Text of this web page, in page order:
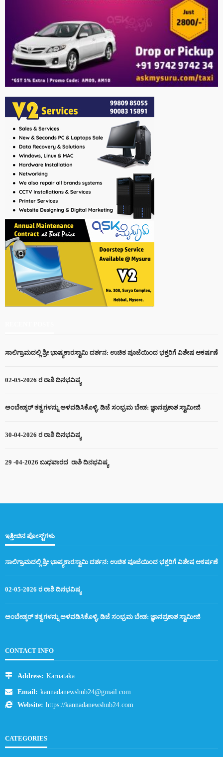
ಸಾಲಿಗ್ರಾಮದಲ್ಲಿ ಶ್ರೀ ಭಾಷ್ಯಕಾರಸ್ವಾಮಿ ದರ್ಶನ: ಉಚಿತ ಪೂಜೆಯಿಂದ ಭಕ್ತರಿಗೆ ವಿಶೇಷ ಆಕರ್ಷಣೆ
02-05-2026 ರ ರಾಶಿ ದಿನಭವಿಷ್ಯ
ಅಂಬೇಡ್ಕರ್ ತತ್ವಗಳನ್ನು ಅಳವಡಿಸಿಕೊಳ್ಳಿ, ಡಿಜೆ ಸಂಭ್ರಮ ಬೇಡ: ಜ್ಞಾನಪ್ರಕಾಶ ಸ್ವಾಮೀಜಿ
30-04-2026 ರ ರಾಶಿ ದಿನಭವಿಷ್ಯ
29 -04-2026 ಬುಧವಾರದ ರಾಶಿ ದಿನಭವಿಷ್ಯ
ಇತ್ತೀಚಿನ ಪೋಸ್ಟ್‌ಗಳು
ಸಾಲಿಗ್ರಾಮದಲ್ಲಿ ಶ್ರೀ ಭಾಷ್ಯಕಾರಸ್ವಾಮಿ ದರ್ಶನ: ಉಚಿತ ಪೂಜೆಯಿಂದ ಭಕ್ತರಿಗೆ ವಿಶೇಷ ಆಕರ್ಷಣೆ
02-05-2026 ರ ರಾಶಿ ದಿನಭವಿಷ್ಯ
ಅಂಬೇಡ್ಕರ್ ತತ್ವಗಳನ್ನು ಅಳವಡಿಸಿಕೊಳ್ಳಿ, ಡಿಜೆ ಸಂಭ್ರಮ ಬೇಡ: ಜ್ಞಾನಪ್ರಕಾಶ ಸ್ವಾಮೀಜಿ
CONTACT INFO
Address: Karnataka
Email: kannadanewshub24@gmail.com
Website: https://kannadanewshub24.com
CATEGORIES